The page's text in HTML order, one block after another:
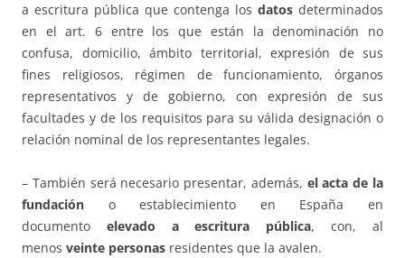
a escritura pública que contenga los datos determinados
en el art. 6 entre los que están la denominación no
confusa, domicilio, ámbito territorial, expresión de sus
fines religiosos, régimen de funcionamiento, órganos
representativos y de gobierno, con expresión de sus
facultades y de los requisitos para su válida designación o
relación nominal de los representantes legales.
– También será necesario presentar, además, el acta de la
fundación o establecimiento en España en
documento elevado a escritura pública, con, al
menos veinte personas residentes que la avalen.